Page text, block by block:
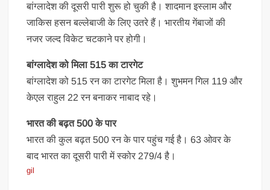
बांग्लादेश की दूसरी पारी शुरू हो चुकी है। शादमान इस्लाम और
जाकिस हसन बल्लेबाजी के लिए उतरे हैं। भारतीय गेंबाजों की
नजर जल्द विकेट चटकाने पर होगी।
बांग्लादेश को मिला 515 का टारगेट
बांग्लादेश को 515 रन का टारगेट मिला है। शुभमन गिल 119 और
केएल राहुल 22 रन बनाकर नाबाद रहे।
भारत की बढ़त 500 के पार
भारत की कुल बढ़त 500 रन के पार पहुंच गई है। 63 ओवर के
बाद भारत का दूसरी पारी में स्कोर 279/4 है।
gil